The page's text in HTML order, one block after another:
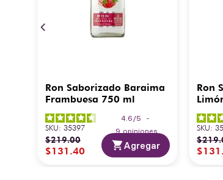
Ron Saborizado Baraima
Frambuesa 750 ml
4.6 /5
-
9 opiniones
SKU: 35397
$219.00
$131 .40 Agregar
Ron
SKU:
$219.
$131 .